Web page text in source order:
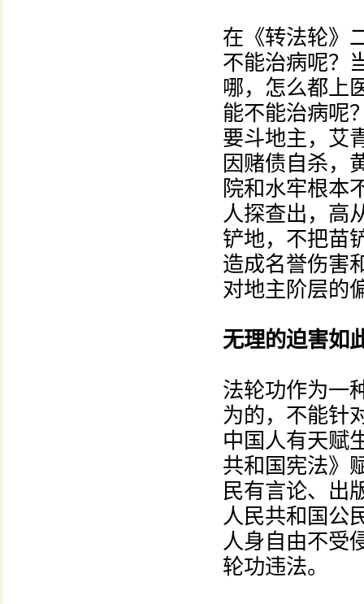
在《转法轮》
不能治病呢？
哪，怎么都上
能不能治病呢
要斗地主，艾
因赌债自杀，
院和水牢根本
人探查出，高
铲地，不把苗
造成名誉伤害
对地主阶层的
无理的迫害如
法轮功作为一
为的，不能针
中国人有天赋
共和国宪法》
民有言论、出
人民共和国公
人身自由不受
轮功违法。